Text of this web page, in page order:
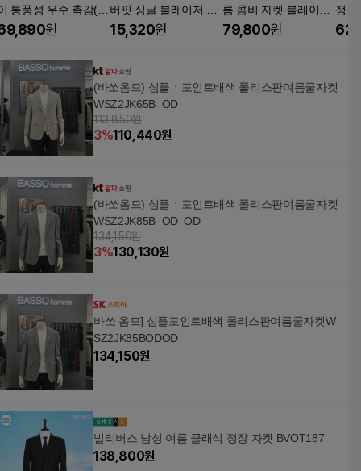
통풍성 우수 촉감(엠
)좋은 시원한 경량 재
리티)
원
버핏 싱글 블레이저 자
켓 빅사이즈 (6102-1)
15,320원
름 콤비 자켓 블레이저
세미 캐주얼 린넨터치
79,800원
정장
켓
(바쏘옴므) 심플ㆍ포인트배색 폴리스판여름쿨자켓
WSZ2JK65B_OD
113,850원
3%110,440원
(바쏘옴므) 심플ㆍ포인트배색 폴리스판여름쿨자켓
WSZ2JK85B_OD_OD
134,150원
3%130,130원
바쏘 옴므] 심플포인트배색 폴리스판여름쿨자켓W
SZ2JK85BODOD
134,150원
빌리버스 남성 여름 클래식 정장 자켓 BVOT187
138,800원